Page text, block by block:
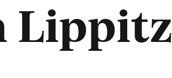
Lippitz